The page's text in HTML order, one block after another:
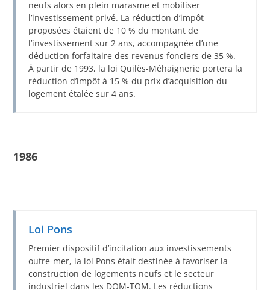
neufs alors en plein marasme et mobiliser
l’investissement privé. La réduction d’impôt
proposées étaient de 10 % du montant de
l’investissement sur 2 ans, accompagnée d’une
déduction forfaitaire des revenus fonciers de 35 %.
À partir de 1993, la loi Quilès-Méhaignerie portera la
réduction d’impôt à 15 % du prix d’acquisition du
logement étalée sur 4 ans.
1986
Loi Pons
Premier dispositif d’incitation aux investissements
outre-mer, la loi Pons était destinée à favoriser la
construction de logements neufs et le secteur
industriel dans les DOM-TOM. Les réductions